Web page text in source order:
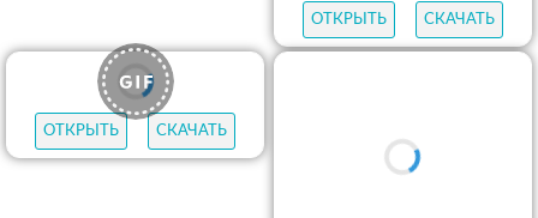
ОТКРЫТЬ СКАЧАТЬ